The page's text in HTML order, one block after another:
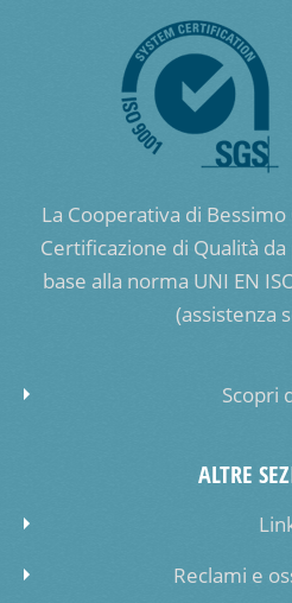
La Cooperativa di
Certificazione di Qualità da
base alla norma UNI EN
(assistenza
Scopri
ALTRE
Reclami e